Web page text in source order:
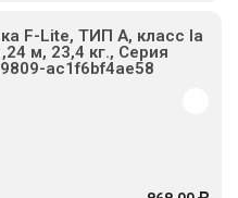
F-Lite, ТИП А, класс Ia
м, 23,4 кг., Серия
ac1f6bf4ae58